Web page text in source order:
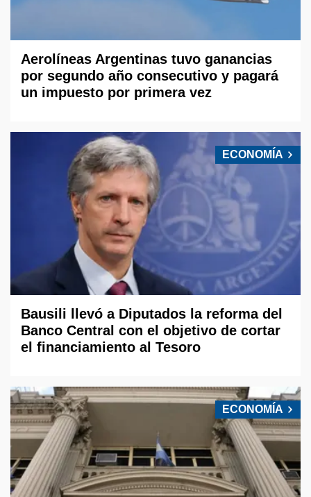
Aerolíneas Argentinas tuvo ganancias
por segundo año consecutivo y pagará
un impuesto por primera vez
ECONOMÍA
Bausili llevó a Diputados la reforma del
Banco Central con el objetivo de cortar
el financiamiento al Tesoro
ECONOMÍA